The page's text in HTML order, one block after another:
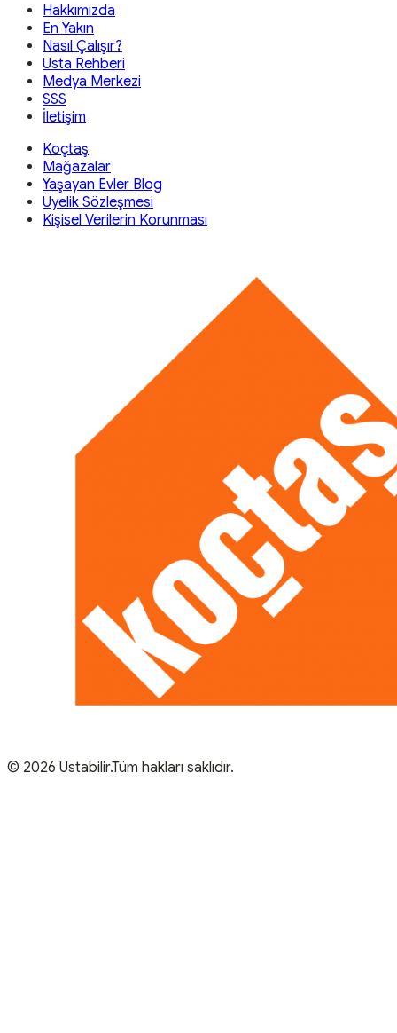
Hakkımızda
En Yakın
Nasıl Çalışır?
Usta Rehberi
Medya Merkezi
SSS
İletişim
Koçtaş
Mağazalar
Yaşayan Evler Blog
Üyelik Sözleşmesi
Kişisel Verilerin Korunması
© 2026 Ustabilir.Tüm hakları saklıdır.